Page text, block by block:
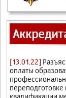
[13.01.22]
оплаты
квалификации